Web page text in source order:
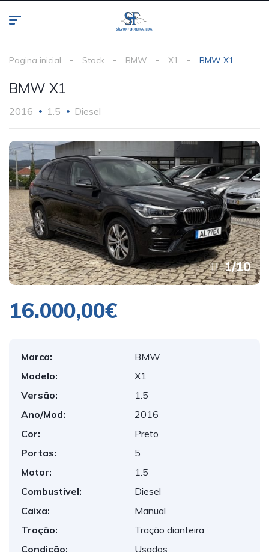
Pagina inicial Stock BMW X1 BMW X1
BMW X1
2016 1.5 Diesel
1/10
16.000,00€
Marca:
BMW
Modelo:
X1
Versão:
1.5
Ano/Mod:
2016
Cor:
Preto
Portas:
5
Motor:
1.5
Combustível:
Diesel
Caixa:
Manual
Tração:
Tração dianteira
Condição:
Usados